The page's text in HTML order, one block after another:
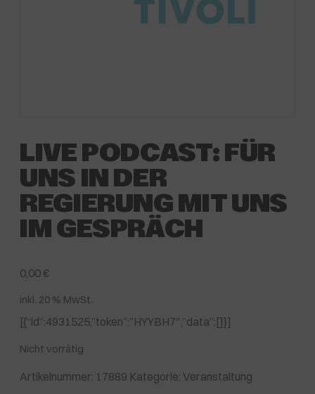
LIVE PODCAST: FÜR
UNS IN DER
REGIERUNG MIT UNS
IM GESPRÄCH
0,00€
inkl. 20 % MwSt.
[{“id”:4931525,”token”:”HYYBH7″,”data”:[]}]
Nicht vorrätig
Artikelnummer: 17889 Kategorie: Veranstaltung